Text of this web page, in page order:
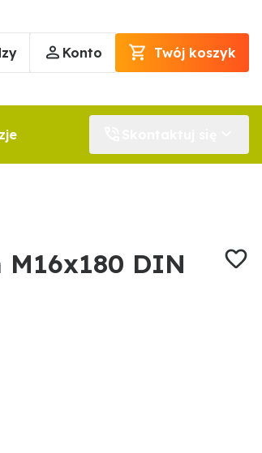
Konto Twój koszyk
DIN